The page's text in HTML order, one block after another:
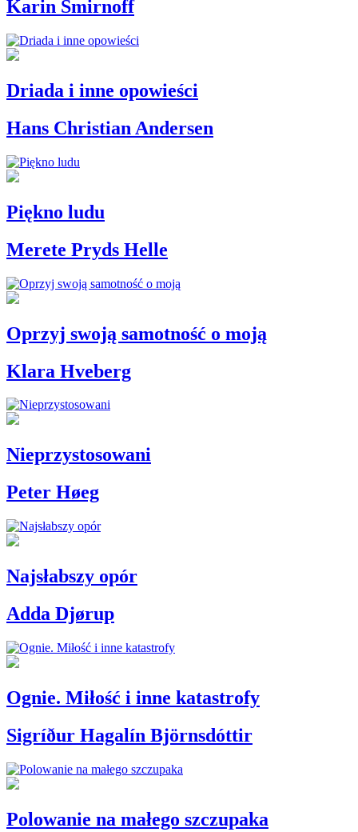
Karin Smirnoff
Driada i inne opowieści
Hans Christian Andersen
Piękno ludu
Merete Pryds Helle
Oprzyj swoją samotność o moją
Klara Hveberg
Nieprzystosowani
Peter Høeg
Najsłabszy opór
Adda Djørup
Ognie. Miłość i inne katastrofy
Sigríður Hagalín Björnsdóttir
Polowanie na małego szczupaka